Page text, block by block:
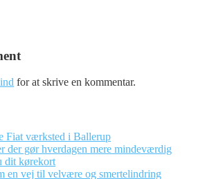
for at skrive en kommentar.
Fiat værksted i Ballerup
der gør hverdagen mere mindeværdig
dit kørekort
en vej til velvære og smertelindring